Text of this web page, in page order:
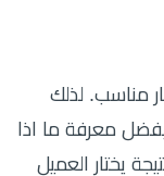
مناسب. لذلك
معرفة ما اذا
يختار العميل